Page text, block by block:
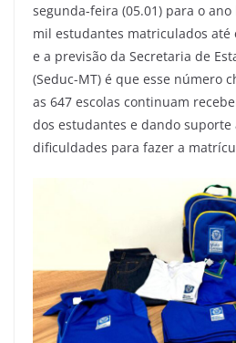
segunda-feira (05.01) para o ano
mil estudantes matriculados até
e a previsão da Secretaria de
(Seduc-MT) é que esse número
as 647 escolas continuam
dos estudantes e dando
dificuldades para fazer a